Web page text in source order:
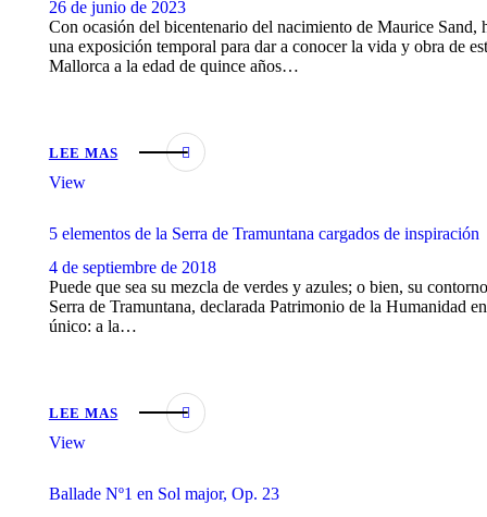
26 de junio de 2023
Con ocasión del bicentenario del nacimiento de Maurice Sand,
una exposición temporal para dar a conocer la vida y obra de
Mallorca a la edad de quince años…
LEE MAS
View
5 elementos de la Serra de Tramuntana cargados de inspiración
4 de septiembre de 2018
Puede que sea su mezcla de verdes y azules; o bien, su
Serra de Tramuntana, declarada Patrimonio de la Humanidad
único: a la…
LEE MAS
View
Ballade Nº1 en Sol major, Op. 23